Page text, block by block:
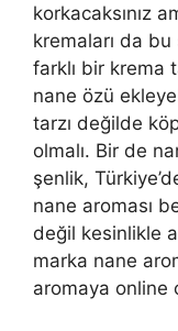
korkacaksınız
kremaları da
farklı bir krema
nane özü
tarzı değilde
olmalı. Bir de
şenlik,
nane aroması
değil kesinlikle
marka nane
aromaya online